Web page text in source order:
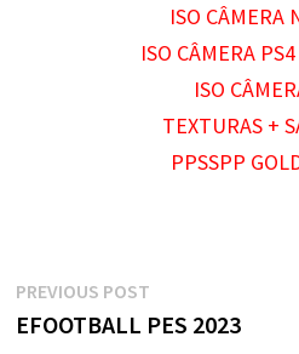
ISO CÂMERA
ISO CÂMERA
ISO
TEXTURAS +
PPSSPP
Navegação
de
PREVIOUS POSTPrevious
post:
EFOOTBALL PES 2023